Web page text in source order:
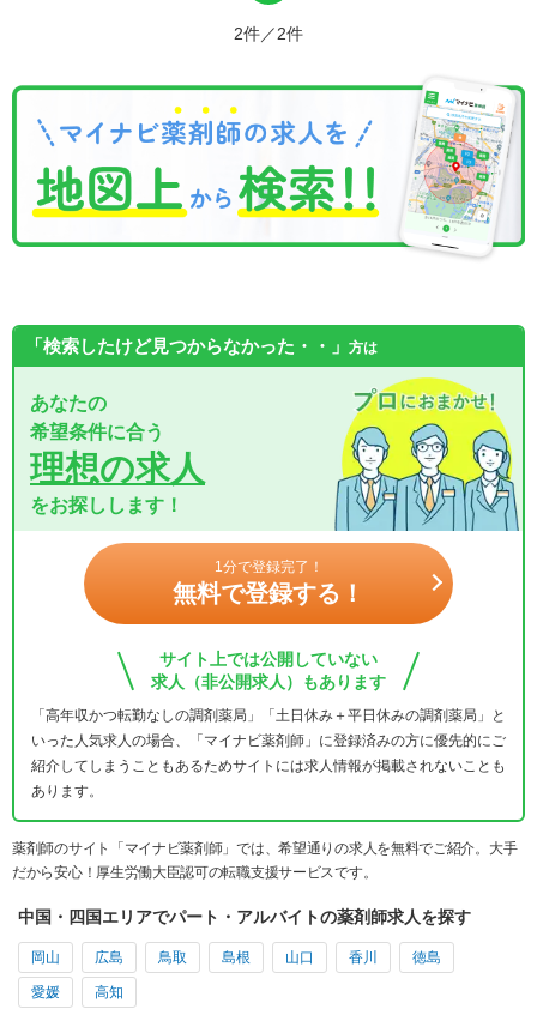
2件／2件
「検索したけど見つからなかった・・」 方は
あなたの
希望条件に合う
理想の求人
をお探しします！
1分で登録完了！
無料で登録する！
サイト上では公開していない
求人（非公開求人）もあります
「高年収かつ転勤なしの調剤薬局」「土日休み＋平日休みの調剤薬局」と
いった人気求人の場合、「マイナビ薬剤師」に登録済みの方に優先的にご
紹介してしまうこともあるためサイトには求人情報が掲載されないことも
あります。
薬剤師のサイト「マイナビ薬剤師」では、希望通りの求人を無料でご紹介。大手
だから安心！厚生労働大臣認可の転職支援サービスです。
中国・四国エリアでパート・アルバイトの薬剤師求人を探す
岡山 広島 鳥取 島根 山口 香川 徳島
愛媛 高知